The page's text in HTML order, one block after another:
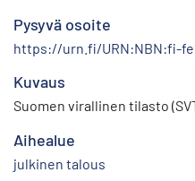
Pysyvä osoite
https://urn.fi/URN:NBN:fi-
Kuvaus
Suomen virallinen tilasto
Aihealue
julkinen talous